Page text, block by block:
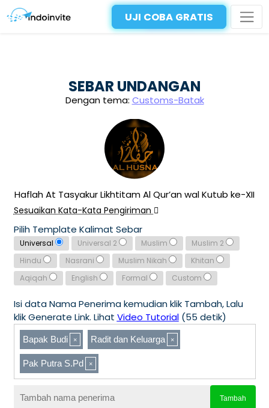
UJI COBA GRATIS
SEBAR UNDANGAN
Dengan tema: Customs-Batak
Haflah At Tasyakur Likhtitam Al Qur’an wal Kutub ke-XII
Sesuaikan Kata-Kata Pengiriman
Pilih Template Kalimat Sebar
Universal Universal 2 Muslim
Muslim 2
Hindu
Nasrani Muslim Nikah
Khitan
Aqiqah
English Formal Custom
Isi data Nama Penerima kemudian klik Tambah, Lalu
klik Generate Link. Lihat Video Tutorial(55 detik)
Bapak Budi Radit dan Keluarga
Pak Putra S.Pd
Tambah